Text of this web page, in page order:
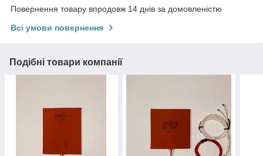
Повернення товару впродовж 14 днів за домовленістю
Всі умови повернення
Подібні товари компанії